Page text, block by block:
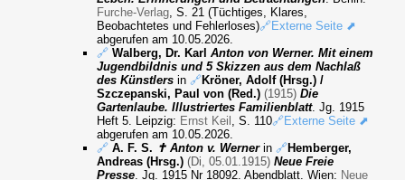
Furche-Verlag, S. 21 (Tüchtiges, Klares,
Beobachtetes und Fehlerloses)🔗Externe Seite ⬈
abgerufen am 10.05.2026.
🔗 Walberg, Dr. KarlAnton von Werner. Mit einem
Jugendbildnis und 5 Skizzen aus dem Nachlaß
des Künstlersin🔗Kröner, Adolf (Hrsg.) /
Szczepanski, Paul von (Red.) (1915) Die
Gartenlaube. Illustriertes Familienblatt. Jg. 1915
Heft 5. Leipzig: Ernst Keil , S. 110🔗Externe Seite ⬈
abgerufen am 10.05.2026.
🔗 A. F. S. ✝ Anton v. Wernerin🔗Hemberger,
Andreas (Hrsg.) (Di, 05.01.1915) Neue Freie
Presse. Jg. 1915 Nr 18092. Abendblatt. Wien: Neue